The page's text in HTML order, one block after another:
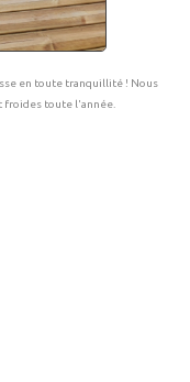
en toute tranquillité ! Nous
froides toute l'année.